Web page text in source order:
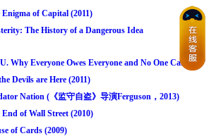
of Capital (2011)
The History of a Dangerous Idea
Why Everyone Owes Everyone and No One Can
Devils are Here (2011)
Nation (《监守自盗》导演Ferguson，2013)
of Wall Street (2010)
of Cards (2009)